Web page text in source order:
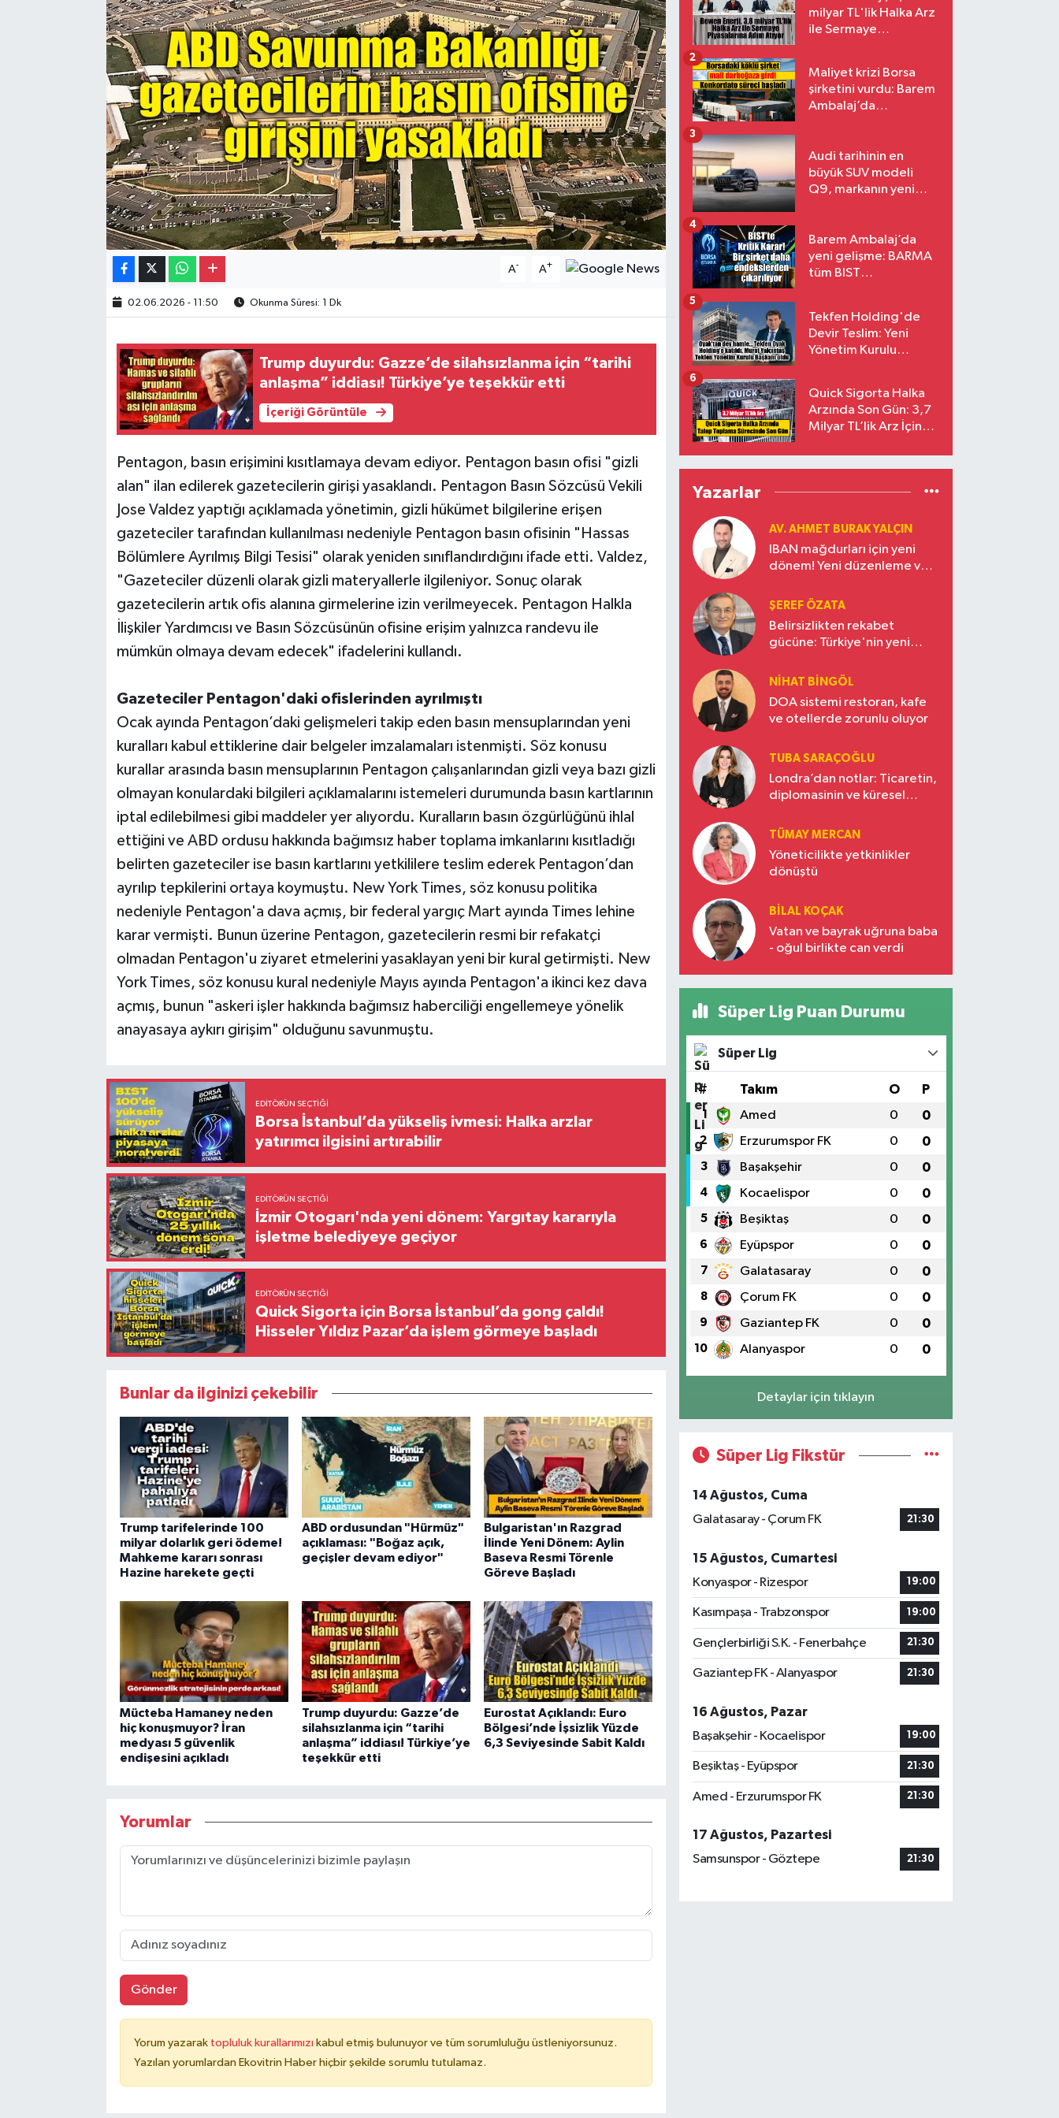
A- A+
02.06.2026 - 11:50 Okunma Süresi: 1 Dk
Trump duyurdu: Gazze’de silahsızlanma için “tarihi
anlaşma” iddiası! Türkiye’ye teşekkür etti
İçeriği Görüntüle
Pentagon, basın erişimini kısıtlamaya devam ediyor. Pentagon basın ofisi "gizli
alan" ilan edilerek gazetecilerin girişi yasaklandı. Pentagon Basın Sözcüsü Vekili
Jose Valdez yaptığı açıklamada yönetimin, gizli hükümet bilgilerine erişen
gazeteciler tarafından kullanılması nedeniyle Pentagon basın ofisinin "Hassas
Bölümlere Ayrılmış Bilgi Tesisi" olarak yeniden sınıflandırdığını ifade etti. Valdez,
"Gazeteciler düzenli olarak gizli materyallerle ilgileniyor. Sonuç olarak
gazetecilerin artık ofis alanına girmelerine izin verilmeyecek. Pentagon Halkla
İlişkiler Yardımcısı ve Basın Sözcüsünün ofisine erişim yalnızca randevu ile
mümkün olmaya devam edecek" ifadelerini kullandı.
Gazeteciler Pentagon'daki ofislerinden ayrılmıştı
Ocak ayında Pentagon’daki gelişmeleri takip eden basın mensuplarından yeni
kuralları kabul ettiklerine dair belgeler imzalamaları istenmişti. Söz konusu
kurallar arasında basın mensuplarının Pentagon çalışanlarından gizli veya bazı gizli
olmayan konulardaki bilgileri açıklamalarını istemeleri durumunda basın kartlarının
iptal edilebilmesi gibi maddeler yer alıyordu. Kuralların basın özgürlüğünü ihlal
ettiğini ve ABD ordusu hakkında bağımsız haber toplama imkanlarını kısıtladığı
belirten gazeteciler ise basın kartlarını yetkililere teslim ederek Pentagon’dan
ayrılıp tepkilerini ortaya koymuştu. New York Times, söz konusu politika
nedeniyle Pentagon'a dava açmış, bir federal yargıç Mart ayında Times lehine
karar vermişti. Bunun üzerine Pentagon, gazetecilerin resmi bir refakatçi
olmadan Pentagon'u ziyaret etmelerini yasaklayan yeni bir kural getirmişti. New
York Times, söz konusu kural nedeniyle Mayıs ayında Pentagon'a ikinci kez dava
açmış, bunun "askeri işler hakkında bağımsız haberciliği engellemeye yönelik
anayasaya aykırı girişim" olduğunu savunmuştu.
EDITÖRÜN SEÇTIĞI
Borsa İstanbul’da yükseliş ivmesi: Halka arzlar
yatırımcı ilgisini artırabilir
EDITÖRÜN SEÇTIĞI
İzmir Otogarı'nda yeni dönem: Yargıtay kararıyla
işletme belediyeye geçiyor
EDITÖRÜN SEÇTIĞI
Quick Sigorta için Borsa İstanbul’da gong çaldı!
Hisseler Yıldız Pazar’da işlem görmeye başladı
Bunlar da ilginizi çekebilir
Trump tarifelerinde 100
milyar dolarlık geri ödeme!
Mahkeme kararı sonrası
Hazine harekete geçti
ABD ordusundan "Hürmüz"
açıklaması: "Boğaz açık,
geçişler devam ediyor"
Bulgaristan'ın Razgrad
İlinde Yeni Dönem: Aylin
Baseva Resmi Törenle
Göreve Başladı
Mücteba Hamaney neden
hiç konuşmuyor? İran
medyası 5 güvenlik
endişesini açıkladı
Trump duyurdu: Gazze’de
silahsızlanma için “tarihi
anlaşma” iddiası! Türkiye’ye
teşekkür etti
Eurostat Açıklandı: Euro
Bölgesi’nde İşsizlik Yüzde
6,3 Seviyesinde Sabit Kaldı
Yorumlar
Gönder
Yorum yazarak topluluk kurallarımızı kabul etmiş bulunuyor ve tüm sorumluluğu üstleniyorsunuz.
Yazılan yorumlardan Ekovitrin Haber hiçbir şekilde sorumlu tutulamaz.
milyar TL'lik Halka Arz
ile Sermaye
Maliyet krizi Borsa
şirketini vurdu: Barem
Ambalaj’da
2
Audi tarihinin en
büyük SUV modeli
Q9, markanın yeni
3
Barem Ambalaj’da
yeni gelişme: BARMA
tüm BIST
4
Tekfen Holding'de
Devir Teslim: Yeni
Yönetim Kurulu
5
Quick Sigorta Halka
Arzında Son Gün: 3,7
Milyar TL’lik Arz İçin
Eriyor
6
Yazarlar
AV. AHMET BURAK YALÇIN
IBAN mağdurları için yeni
dönem! Yeni düzenleme ve
ŞEREF ÖZATA
Belirsizlikten rekabet
gücüne: Türkiye'nin yeni
NIHAT BINGÖL
DOA sistemi restoran, kafe
ve otellerde zorunlu oluyor
TUBA SARAÇOĞLU
Londra’dan notlar: Ticaretin,
diplomasinin ve küresel
Türkiye’nin yükselen gücü
TÜMAY MERCAN
Yöneticilikte yetkinlikler
dönüştü
BILAL KOÇAK
Vatan ve bayrak uğruna baba
- oğul birlikte can verdi
Süper Lig Puan Durumu
Süper Lig
# Takım O P
1 Amed 0 0
2 Erzurumspor FK 0 0
3 Başakşehir 0 0
4 Kocaelispor 0 0
5 Beşiktaş 0 0
6 Eyüpspor 0 0
7 Galatasaray 0 0
8 Çorum FK 0 0
9 Gaziantep FK 0 0
10 Alanyaspor 0 0
Detaylar için tıklayın
Süper Lig Fikstür
14 Ağustos, Cuma
Galatasaray - Çorum FK
21:30
15 Ağustos, Cumartesi
Konyaspor - Rizespor
19:00
Kasımpaşa - Trabzonspor 19:00
Gençlerbirliği S.K. - Fenerbahçe 21:30
Gaziantep FK - Alanyaspor 21:30
16 Ağustos, Pazar
Başakşehir - Kocaelispor
19:00
Beşiktaş - Eyüpspor 21:30
Amed - Erzurumspor FK 21:30
17 Ağustos, Pazartesi
Samsunspor - Göztepe
21:30
Gayrimenkul